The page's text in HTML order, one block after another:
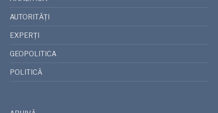
AUTORITĂȚI
EXPERȚI
GEOPOLITICA
POLITICĂ